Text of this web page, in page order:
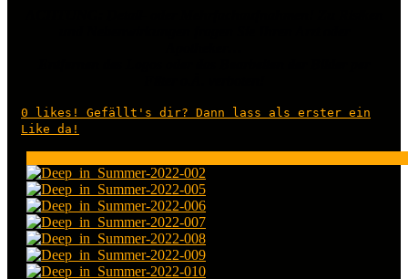
0
likes! Gefällt's dir? Dann lass als erster ein
Like da!